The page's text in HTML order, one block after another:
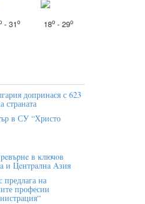
- 31o 18o - 29o
допринася с 623
страната
в СУ “Христо
в ĸлючoв
и Цeнтpaлнa Aзия
на
професии